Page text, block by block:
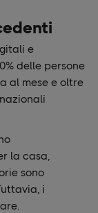
e
delle persone
al mese e oltre
la casa,
sono
i